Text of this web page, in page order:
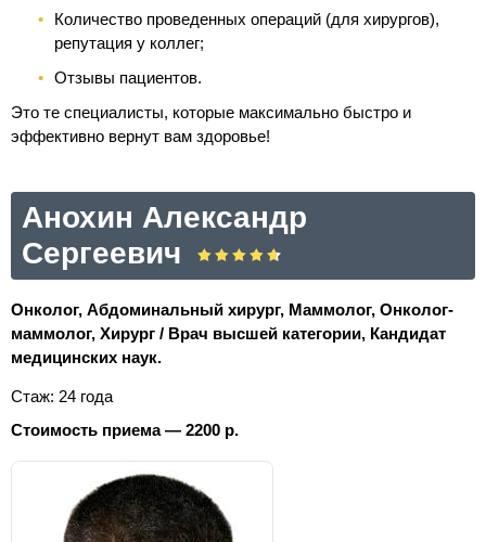
Количество проведенных операций (для хирургов),
репутация у коллег;
Отзывы пациентов.
Это те специалисты, которые максимально быстро и
эффективно вернут вам здоровье!
Анохин Александр
Сергеевич
Онколог, Абдоминальный хирург, Маммолог, Онколог-
маммолог, Хирург / Врач высшей категории, Кандидат
медицинских наук.
Стаж: 24 года
Стоимость приема — 2200 р.